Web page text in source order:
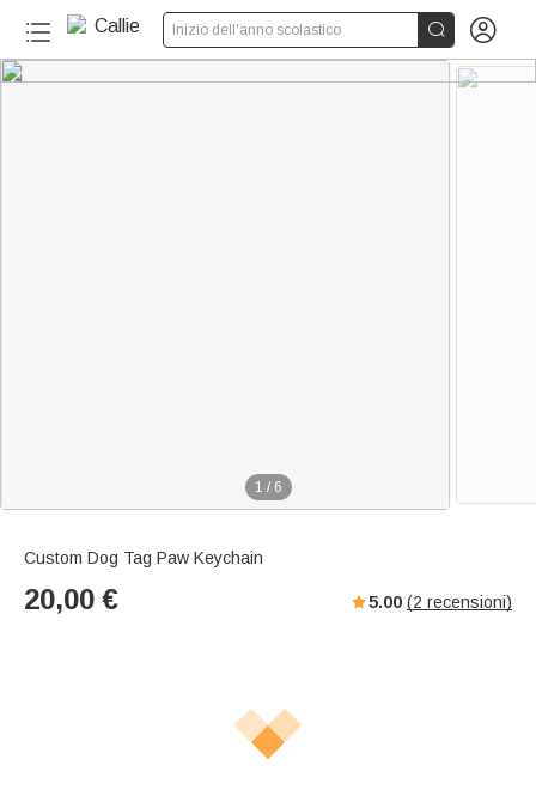
Inizio dell'anno scolastico  
1 / 6
Custom Dog Tag Paw Keychain
20,00 € 5.00 (2 recensioni)